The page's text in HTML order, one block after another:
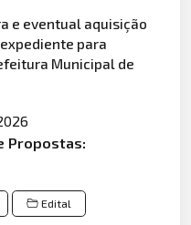
e eventual aquisição
para
Municipal de
Propostas:
Edital